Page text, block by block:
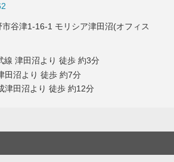
谷津1-16-1 モリシア津田沼(オフィス
線 津田沼より 徒歩 約3分
田沼より 徒歩 約7分
津田沼より 徒歩 約12分